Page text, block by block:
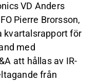
VD Anders
Pierre Brorsson,
kvartalsrapport för
med
att hållas av IR-
från